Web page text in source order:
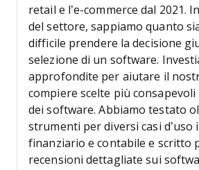
retail e l’e-commerce dal 2021.
del settore, sappiamo quanto
difficile prendere la decisione
selezione di un software.
approfondite per aiutare il
compiere scelte più consapevoli
dei software. Abbiamo testato
strumenti per diversi casi d’uso
finanziario e contabile e scritto
recensioni dettagliate sui